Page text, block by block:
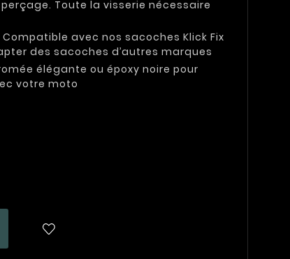
Toute la visserie nécessaire
Compatible avec nos sacoches Klick Fix
des sacoches d’autres marques
élégante ou époxy noire pour
votre moto